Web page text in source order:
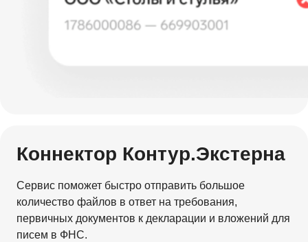
Коннектор Контур.Экстерна
Сервис поможет быстро отправить большое
количество файлов в ответ на требования,
первичных документов к декларации и вложений для
писем в ФНС.